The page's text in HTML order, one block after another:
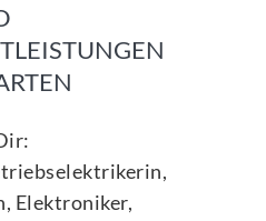
Elektroniker,